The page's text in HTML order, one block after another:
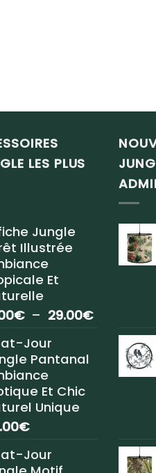
LES PLUS
Jungle
Illustrée
Et
€ – 29.00€Plage
13.00€
Jour
Pantanal
Et Chic
Unique
€
Jour